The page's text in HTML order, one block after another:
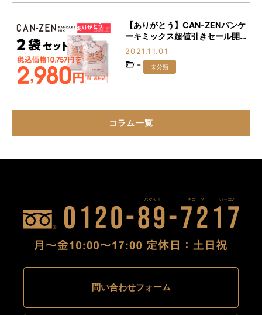
【ありがとう】CAN-ZENパンケ
ーキミックス超値引きセール開
催！！！
2021.11.01
- 未分類
コラム一覧
問い合わせフォーム